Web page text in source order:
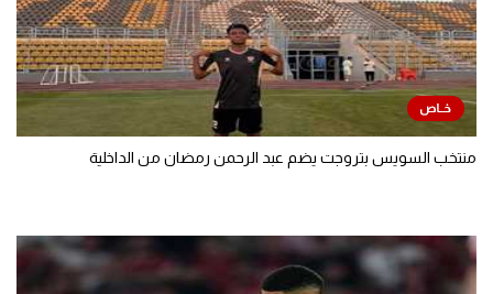
منتخب السويس بتروجت يضم عبد الرحمن رمضان من الداخلية